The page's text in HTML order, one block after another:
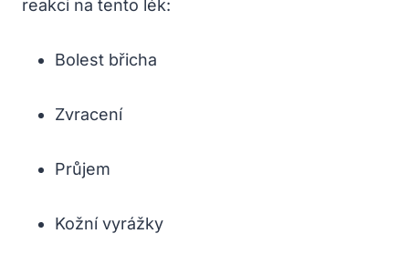
reakci na tento lék:
Bolest břicha
Zvracení
Průjem
Kožní vyrážky